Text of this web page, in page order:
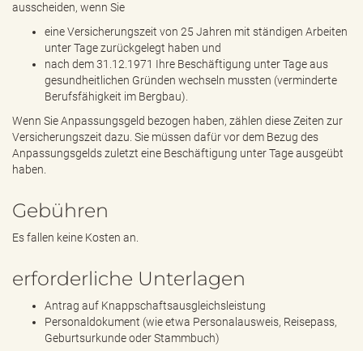
ausscheiden, wenn Sie
eine Versicherungszeit von 25 Jahren mit ständigen Arbeiten
unter Tage zurückgelegt haben und
nach dem 31.12.1971 Ihre Beschäftigung unter Tage aus
gesundheitlichen Gründen wechseln mussten (verminderte
Berufsfähigkeit im Bergbau).
Wenn Sie Anpassungsgeld bezogen haben, zählen diese Zeiten zur
Versicherungszeit dazu. Sie müssen dafür vor dem Bezug des
Anpassungsgelds zuletzt eine Beschäftigung unter Tage ausgeübt
haben.
Gebühren
Es fallen keine Kosten an.
erforderliche Unterlagen
Antrag auf Knappschaftsausgleichsleistung
Personaldokument (wie etwa Personalausweis, Reisepass,
Geburtsurkunde oder Stammbuch)